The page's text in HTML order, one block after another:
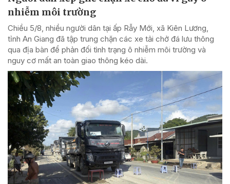
nhiễm môi trường
Chiều 5/8, nhiều người dân tại ấp Rẫy Mới, xã Kiên Lương,
tỉnh An Giang đã tập trung chặn các xe tải chở đá lưu thông
qua địa bàn để phản đối tình trạng ô nhiễm môi trường và
nguy cơ mất an toàn giao thông kéo dài.